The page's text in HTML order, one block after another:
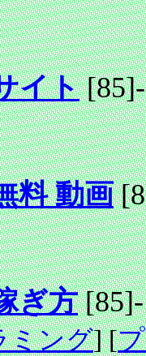
イト[85]-
料 動画
ぎ方[85]-
ミング] [